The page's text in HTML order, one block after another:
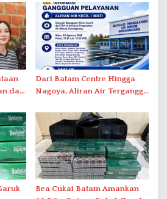
dan
Dari Batam Centre Hingga
Nagoya, Aliran Air Terganggu
Duriangkang
Bea Cukai Batam Amankan